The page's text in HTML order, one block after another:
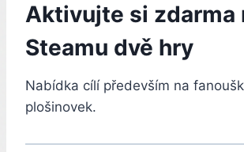
Aktivujte si zdarma
Steamu dvě hry
Nabídka cílí především na
plošinovek.